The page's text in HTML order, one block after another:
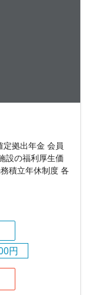
拠出年金 会員
設の福利厚生価
積立年休制度 各
円